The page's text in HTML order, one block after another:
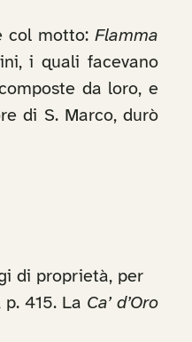
col motto:Flamma
i quali facevano
da loro, e
di S. Marco, durò
di proprietà, per
415. La Ca’ d’Oro